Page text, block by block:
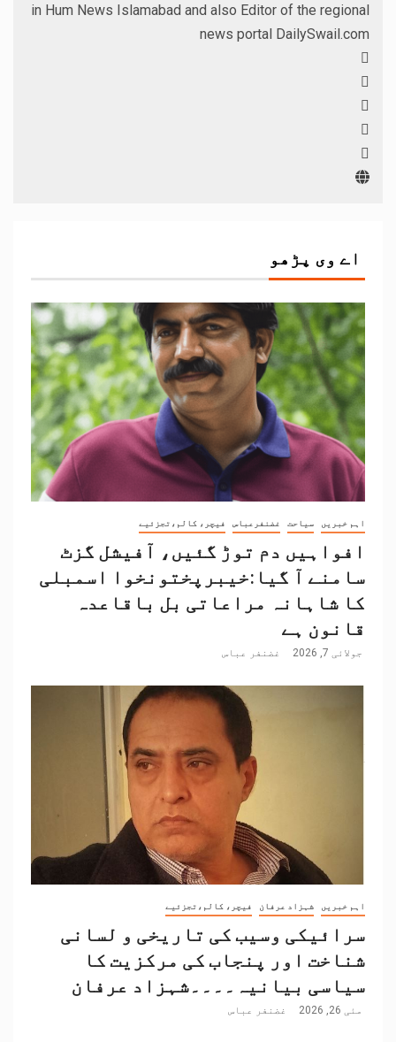
in Hum News Islamabad and also Editor of the regional
news portal DailySwail.com
اے وی پڑھو
اہم خبریں سیاحت غضنفرعباس فیچر، کالم،تجزئیے
افواہیں دم توڑ گئیں، آفیشل گزٹ
سامنے آ گیا:خیبرپختونخوا اسمبلی
کا شاہانہ مراعاتی بل باقاعدہ
قانون ہے
جولائی 7, 2026 غضنفر عباس
اہم خبریں شہزاد عرفان فیچر، کالم،تجزئیے
سرائیکی وسیب کی تاریخی و لسانی
شناخت اور پنجاب کی مرکزیت کا
سیاسی بیانیہ۔۔۔۔شہزاد عرفان
مئی 26, 2026 غضنفر عباس